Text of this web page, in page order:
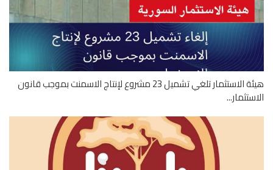
هيئة الاستثمار تلغي تشميل 23 مشروع لإنتاج الاسمنت بموجب قانون